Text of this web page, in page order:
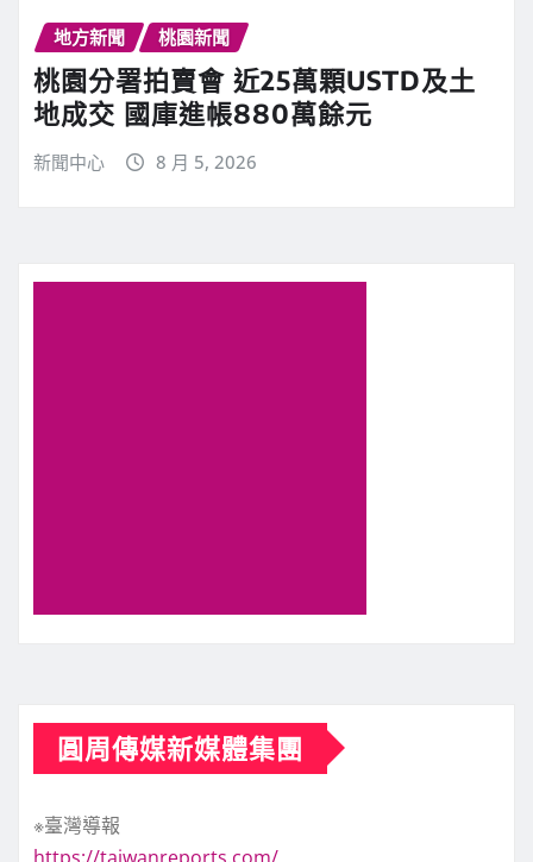
地方新聞 桃園新聞
桃園分署拍賣會 近25萬顆USTD及土
地成交 國庫進帳880萬餘元
新聞中心 8 月 5, 2026
圓周傳媒新媒體集團
※臺灣導報